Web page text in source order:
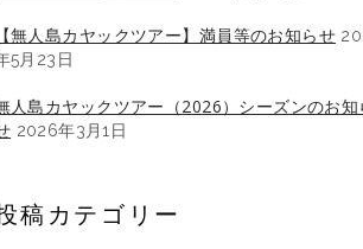
【無人島カヤックツアー】満員等のお知らせ
5月23日
人島カヤックツアー（2026）シーズンのお知
2026年3月1日
稿カテゴリー